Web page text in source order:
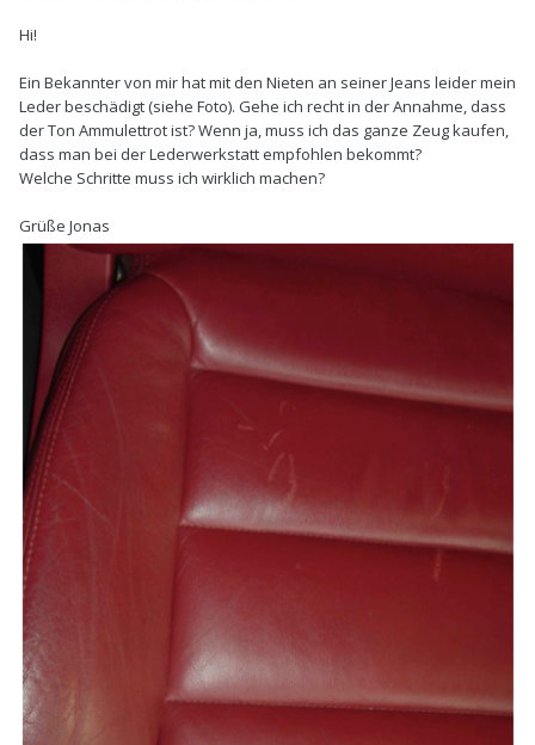
Hi!
Ein Bekannter von mir hat mit den Nieten an seiner Jeans leider mein
Leder beschädigt (siehe Foto). Gehe ich recht in der Annahme, dass
der Ton Ammulettrot ist? Wenn ja, muss ich das ganze Zeug kaufen,
dass man bei der Lederwerkstatt empfohlen bekommt?
Welche Schritte muss ich wirklich machen?
Grüße Jonas